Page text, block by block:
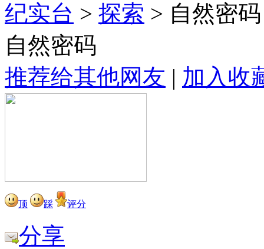
纪实台 > 探索 > 自然密码
自然密码
推荐给其他网友 | 加入收
顶 踩 评分
分享